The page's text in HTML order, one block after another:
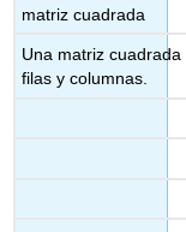
matriz cuadrada
Una matriz
filas y columnas.